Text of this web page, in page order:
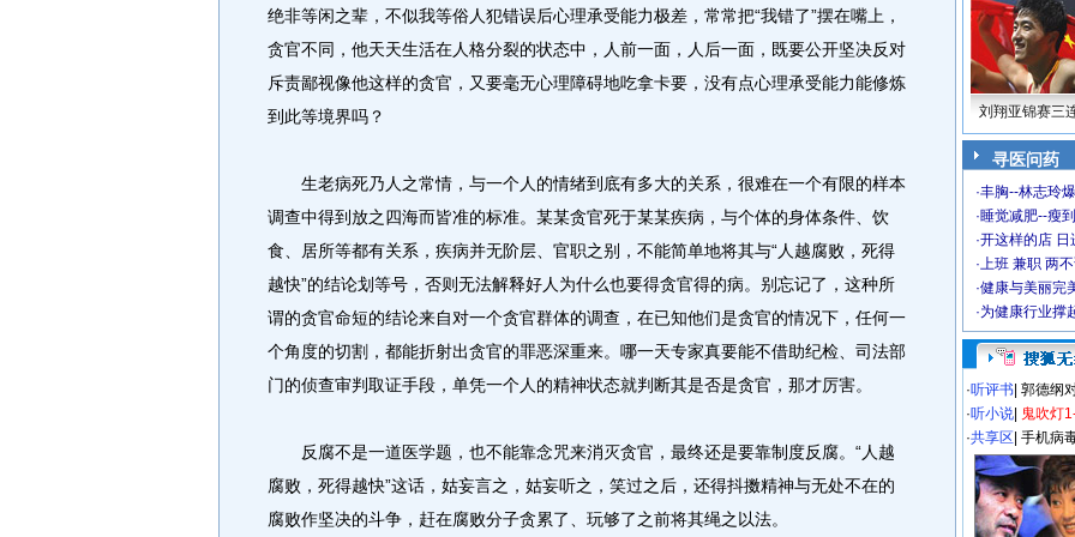
绝非等闲之辈，不似我等俗人犯错误后心理承受能力极差，常常把“我错了”摆在嘴上，
贪官不同，他天天生活在人格分裂的状态中，人前一面，人后一面，既要公开坚决反对
斥责鄙视像他这样的贪官，又要毫无心理障碍地吃拿卡要，没有点心理承受能力能修炼
到此等境界吗？
生老病死乃人之常情，与一个人的情绪到底有多大的关系，很难在一个有限的样本
调查中得到放之四海而皆准的标准。某某贪官死于某某疾病，与个体的身体条件、饮
食、居所等都有关系，疾病并无阶层、官职之别，不能简单地将其与“人越腐败，死得
越快”的结论划等号，否则无法解释好人为什么也要得贪官得的病。别忘记了，这种所
谓的贪官命短的结论来自对一个贪官群体的调查，在已知他们是贪官的情况下，任何一
个角度的切割，都能折射出贪官的罪恶深重来。哪一天专家真要能不借助纪检、司法部
门的侦查审判取证手段，单凭一个人的精神状态就判断其是否是贪官，那才厉害。
反腐不是一道医学题，也不能靠念咒来消灭贪官，最终还是要靠制度反腐。“人越
腐败，死得越快”这话，姑妄言之，姑妄听之，笑过之后，还得抖擞精神与无处不在的
腐败作坚决的斗争，赶在腐败分子贪累了、玩够了之前将其绳之以法。
刘翔亚锦赛三
寻医问药
·丰胸--林志玲
·睡觉减肥--瘦
·开这样的店 日
·上班 兼职 两
·健康与美丽完
·为健康行业撑
·听评书 郭德纲
·听小说 鬼吹灯
·共享区 手机病